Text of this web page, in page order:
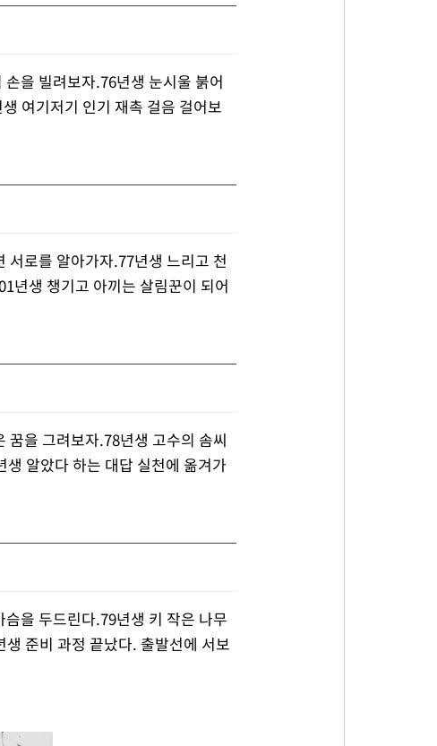
을 빌려보자.76년생 눈시울 붉어
여기저기 인기 재촉 걸음 걸어보
서로를 알아가자.77년생 느리고 천
년생 챙기고 아끼는 살림꾼이 되어
꿈을 그려보자.78년생 고수의 솜씨
알았다 하는 대답 실천에 옮겨가
을 두드린다.79년생 키 작은 나무
준비 과정 끝났다. 출발선에 서보